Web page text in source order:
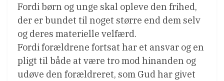
Fordi børn og unge skal opleve den frihed,
der er bundet til noget større end dem selv
og deres materielle velfærd.
Fordi forældrene fortsat har et ansvar og en
pligt til både at være tro mod hinanden og
udøve den forældreret, som Gud har givet